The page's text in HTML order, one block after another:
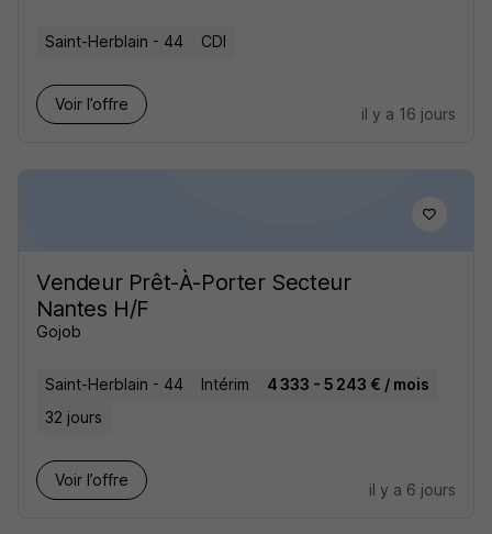
Saint-Herblain - 44 CDI
Voir l’offre
il y a 16 jours
Vendeur Prêt-À-Porter Secteur
Nantes H/F
Gojob
Saint-Herblain - 44 Intérim
4 333 - 5 243 € / mois
32 jours
Voir l’offre
il y a 6 jours